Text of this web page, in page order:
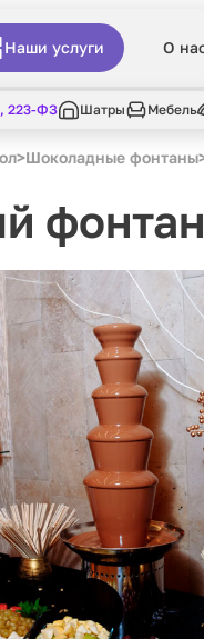
Наши услуги О
223-ФЗ Шатры Мебель
>Шоколадные фонтаны